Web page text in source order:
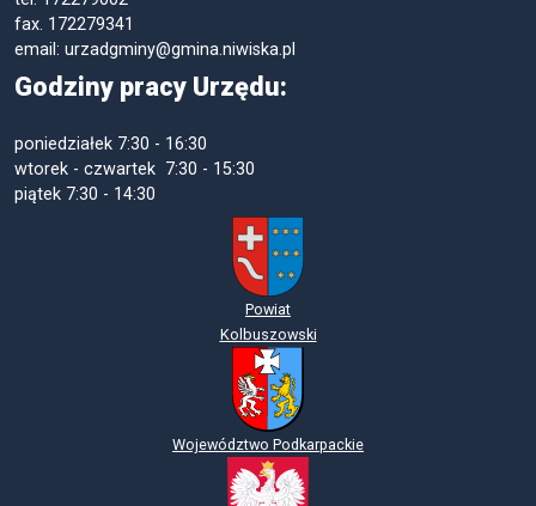
fax. 172279341
email: urzadgminy@gmina.niwiska.pl
Godziny pracy Urzędu:
poniedziałek 7:30 - 16:30
wtorek - czwartek 7:30 - 15:30
piątek 7:30 - 14:30
Powiat
Kolbuszowski
Województwo Podkarpackie